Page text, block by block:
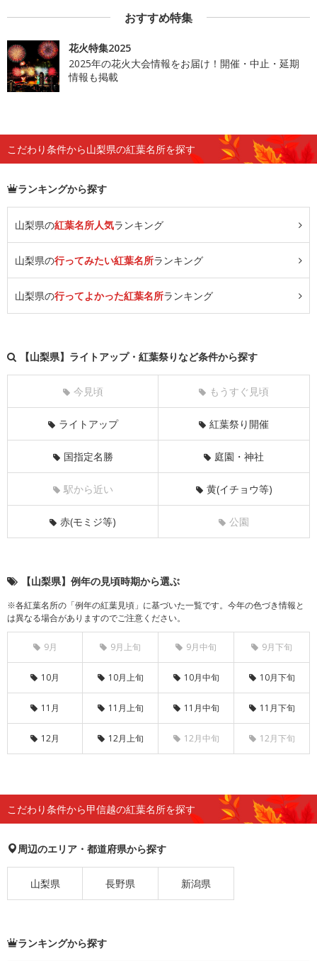
おすすめ特集
花火特集2025
2025年の花火大会情報をお届け！開催・中止・延期
情報も掲載
こだわり条件から山梨県の紅葉名所を探す
ランキングから探す
山梨県の紅葉名所人気ランキング
山梨県の行ってみたい紅葉名所ランキング
山梨県の行ってよかった紅葉名所ランキング
【山梨県】ライトアップ・紅葉祭りなど条件から探す
今見頃 もうすぐ見頃
ライトアップ 紅葉祭り開催
国指定名勝 庭園・神社
駅から近い 黄(イチョウ等)
赤(モミジ等) 公園
【山梨県】例年の見頃時期から選ぶ
※各紅葉名所の「例年の紅葉見頃」に基づいた一覧です。今年の色づき情報と
は異なる場合がありますのでご注意ください。
9月 9月上旬 9月中旬 9月下旬
10月 10月上旬 10月中旬 10月下旬
11月 11月上旬 11月中旬 11月下旬
12月 12月上旬 12月中旬 12月下旬
こだわり条件から甲信越の紅葉名所を探す
周辺のエリア・都道府県から探す
山梨県 長野県 新潟県
ランキングから探す